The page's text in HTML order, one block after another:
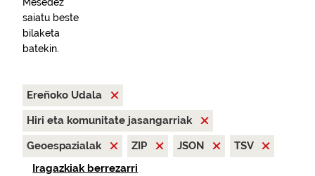
saiatu beste
bilaketa
batekin.
Ereñoko Udala
Hiri eta komunitate jasangarriak
Geoespazialak
ZIP JSON
TSV
Iragazkiak berrezarri